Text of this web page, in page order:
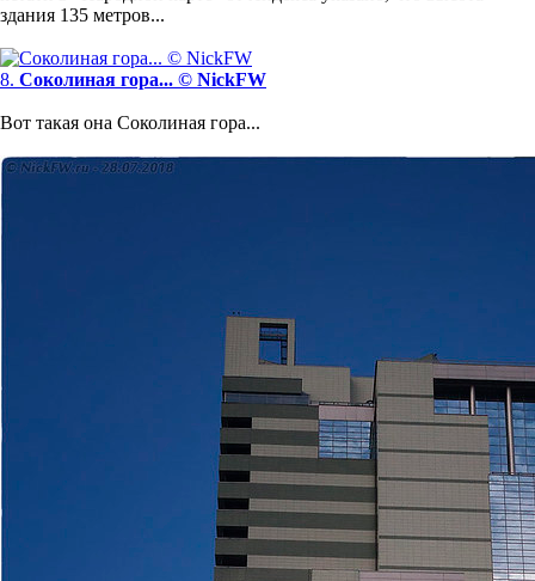
здания 135 метров...
8. Соколиная гора... © NickFW
Вот такая она Соколиная гора...